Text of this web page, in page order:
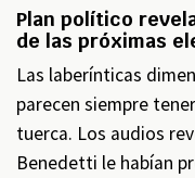
Plan político
de las próximas
Las laberínticas
parecen siempre
tuerca. Los audios
Benedetti le habían